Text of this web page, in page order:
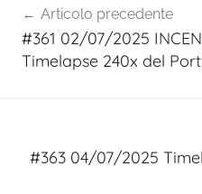
articoli
Articolo precedente
#361 02/07/2025
Timelapse 240x del
#363 04/07/2025